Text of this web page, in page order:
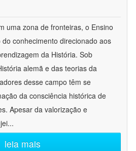
uma zona de fronteiras, o Ensino
conhecimento direcionado aos
da História. Sob
alemã e das teorias da
desse campo têm se
da consciência histórica de
Apesar da valorização e
...
leia mais